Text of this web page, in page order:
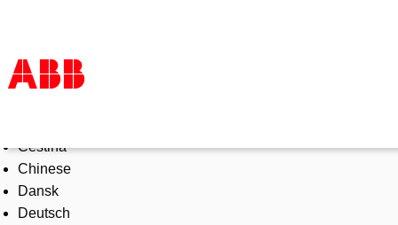
Products & Solutions
Industries
Services
About us
Čeština
Chinese
Dansk
Deutsch